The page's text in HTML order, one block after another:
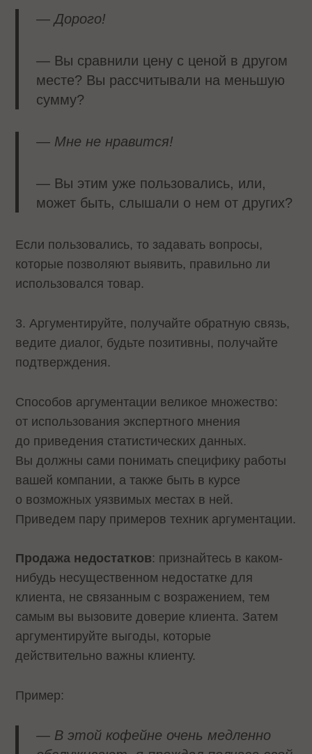
—Дорого!
— Вы сравнили цену с ценой в другом
месте? Вы рассчитывали на меньшую
сумму?
— Мне не нравится!
— Вы этим уже пользовались, или,
может быть, слышали о нем от других?
Если пользовались, то задавать вопросы,
которые позволяют выявить, правильно ли
использовался товар.
3. Аргументируйте, получайте обратную связь,
ведите диалог, будьте позитивны, получайте
подтверждения.
Способов аргументации великое множество:
от использования экспертного мнения
до приведения статистических данных.
Вы должны сами понимать специфику работы
вашей компании, а также быть в курсе
о возможных уязвимых местах в ней.
Приведем пару примеров техник аргументации.
Продажа недостатков: признайтесь в каком-
нибудь несущественном недостатке для
клиента, не связанным с возражением, тем
самым вы вызовите доверие клиента. Затем
аргументируйте выгоды, которые
действительно важны клиенту.
Пример:
— В этой кофейне очень медленно